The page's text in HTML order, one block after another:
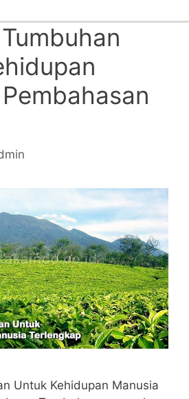
Untuk Kehidupan Manusia